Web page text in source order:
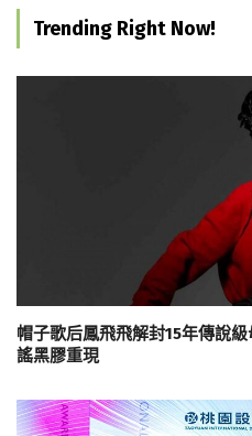
Trending Right Now!
帽子歌后鳳飛飛解封15年傳說
謠黑膠重現